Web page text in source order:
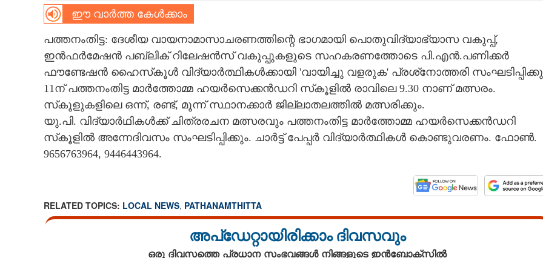
CARTOONS
LITERATURE
CONTACT US
ഈ വാർത്ത കേൾക്കാം
പത്തനംതിട്ട: ദേശീയ വായനാമാസാചരണത്തിന്റെ ഭാഗമായി പൊതുവിദ്യാഭ്യാസ വകുപ്പ്,
ഇൻഫർമേഷൻ പബ്ലിക് റിലേഷൻസ് വകുപ്പുകളുടെ സഹകരണത്തോടെ പി.എൻ.പണിക്കർ
ഫൗണ്ടേഷൻ ഹൈസ്‌കൂൾ വിദ്യാർത്ഥികൾക്കായി 'വായിച്ചു വളരുക' പ്രശ്‌നോത്തരി
11ന് പത്തനംതിട്ട മാർത്തോമ്മ ഹയർസെക്കൻഡറി സ്‌കൂളിൽ രാവിലെ 9.30 നാണ് മത്സരം.
സ്‌കൂളുകളിലെ ഒന്ന്, രണ്ട്, മൂന്ന് സ്ഥാനക്കാർ ജില്ലാതലത്തിൽ മത്സരിക്കും.
യു.പി. വിദ്യാർഥികൾക്ക് ചിത്രരചന മത്സരവും പത്തനംതിട്ട മാർത്തോമ്മ ഹയർസെക്കൻഡറി
സ്‌കൂളിൽ അന്നേദിവസം സംഘടിപ്പിക്കും. ചാർട്ട് പേപ്പർ വിദ്യാർത്ഥികൾ കൊണ്ടുവരണം. ഫോൺ.
9656763964, 9446443964.
RELATED TOPICS: LOCAL NEWS, PATHANAMTHITTA
അപ്ഡേറ്റായിരിക്കാം ദിവസവും
ഒരു ദിവസത്തെ പ്രധാന സംഭവങ്ങൾ നിങ്ങളുടെ ഇൻബോക്സിൽ